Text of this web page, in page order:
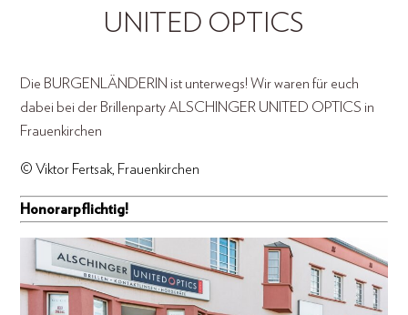
UNITED OPTICS
Die BURGENLÄNDERIN ist unterwegs! Wir waren für euch
dabei bei der Brillenparty ALSCHINGER UNITED OPTICS in
Frauenkirchen
© Viktor Fertsak, Frauenkirchen
Honorarpflichtig!